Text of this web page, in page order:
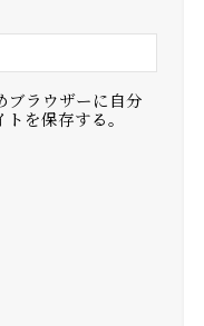
ブラウザーに自分
を保存する。